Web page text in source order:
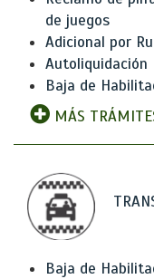
de juegos
Adicional por
Baja de
MÁS
Baja de